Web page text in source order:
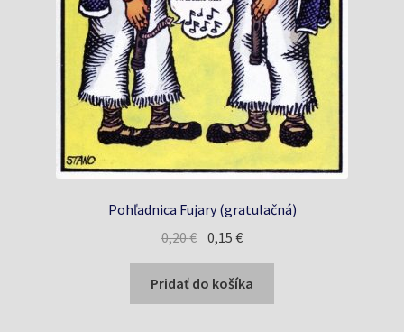
Pohľadnica Fujary (gratulačná)
0,20€ Pôvodná
cena
bola:
0,20 €.
0,15€Aktuálna
cena
je:
0,15 €.
Pridať do košíka